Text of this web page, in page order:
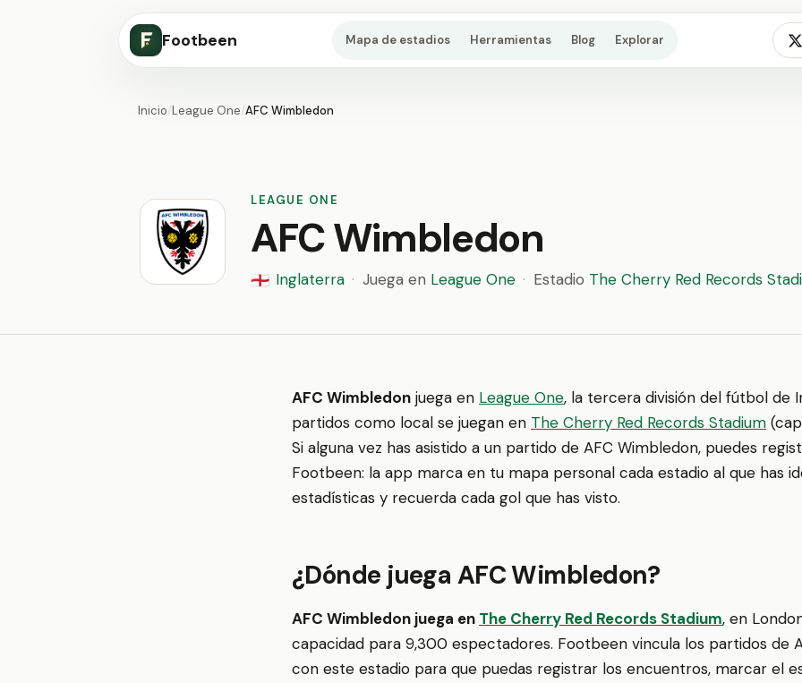
Footbeen Mapa de estadios Herramientas Blog Explorar
Inicio/League One/AFC Wimbledon
LEAGUE ONE
AFC Wimbledon
🏴󠁧󠁢󠁥󠁮󠁧󠁿 Inglaterra · Juega en League One · Estadio The Cherry Red Records
AFC Wimbledon juega en League One, la tercera división del fútbol de
partidos como local se juegan en The Cherry Red Records Stadium
Si alguna vez has asistido a un partido de AFC Wimbledon, puedes
Footbeen: la app marca en tu mapa personal cada estadio al que has
estadísticas y recuerda cada gol que has visto.
¿Dónde juega AFC Wimbledon?
AFC Wimbledon juega en The Cherry Red Records Stadium, en
capacidad para 9,300 espectadores. Footbeen vincula los partidos de
con este estadio para que puedas registrar los encuentros, marcar el